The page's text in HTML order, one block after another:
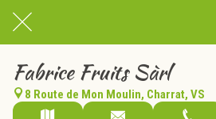
Fabrice Fruits Sàrl
8 Route de Mon Moulin, Charrat, VS